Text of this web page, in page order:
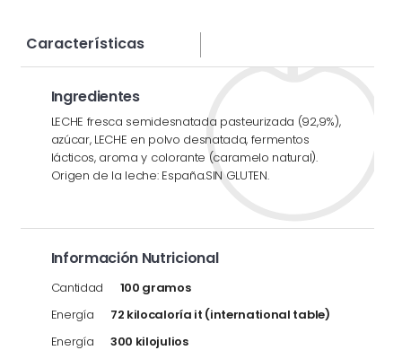
Características
Ingredientes
LECHE fresca semidesnatada pasteurizada (92,9%),
azúcar, LECHE en polvo desnatada, fermentos
lácticos, aroma y colorante (caramelo natural).
Origen de la leche: España.SIN GLUTEN.
Información Nutricional
Cantidad
100 gramos
Energía
72 kilocaloría it (international table)
Energía
300 kilojulios